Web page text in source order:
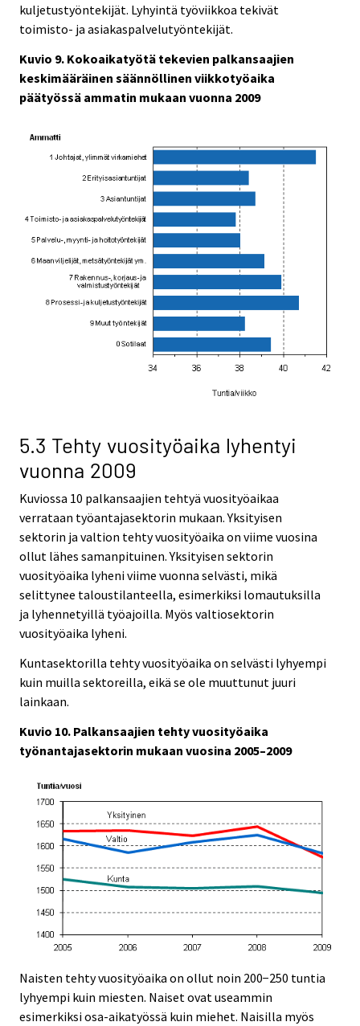
kuljetustyöntekijät. Lyhyintä työviikkoa tekivät
toimisto- ja asiakaspalvelutyöntekijät.
Kuvio 9. Kokoaikatyötä tekevien palkansaajien
keskimääräinen säännöllinen viikkotyöaika
päätyössä ammatin mukaan vuonna 2009
5.3 Tehty vuosityöaika lyhentyi
vuonna 2009
Kuviossa 10 palkansaajien tehtyä vuosityöaikaa
verrataan työantajasektorin mukaan. Yksityisen
sektorin ja valtion tehty vuosityöaika on viime vuosina
ollut lähes samanpituinen. Yksityisen sektorin
vuosityöaika lyheni viime vuonna selvästi, mikä
selittynee taloustilanteella, esimerkiksi lomautuksilla
ja lyhennetyillä työajoilla. Myös valtiosektorin
vuosityöaika lyheni.
Kuntasektorilla tehty vuosityöaika on selvästi lyhyempi
kuin muilla sektoreilla, eikä se ole muuttunut juuri
lainkaan.
Kuvio 10. Palkansaajien tehty vuosityöaika
työnantajasektorin mukaan vuosina 2005–2009
Naisten tehty vuosityöaika on ollut noin 200−250 tuntia
lyhyempi kuin miesten. Naiset ovat useammin
esimerkiksi osa-aikatyössä kuin miehet. Naisilla myös